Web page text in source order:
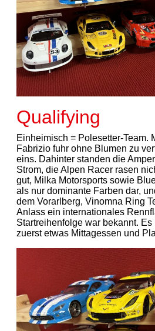
Qualifying
Einheimisch = Polesetter-Team.
Fabrizio fuhr ohne Blumen zu
eins. Dahinter standen die
Strom, die Alpen Racer rasen
gut, Milka Motorsports sowie
als nur dominante Farben dar,
dem Vorarlberg, Vinomna Ring
Anlass ein internationales
Startreihenfolge war bekannt.
zuerst etwas Mittagessen und